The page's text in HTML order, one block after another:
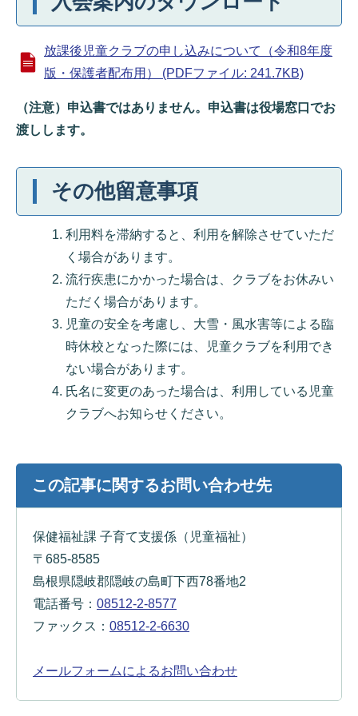
放課後児童クラブの申し込みについて（令和8年度
版・保護者配布用） (PDFファイル: 241.7KB)
（注意）申込書ではありません。申込書は役場窓口でお
渡しします。
その他留意事項
利用料を滞納すると、利用を解除させていただ
く場合があります。
流行疾患にかかった場合は、クラブをお休みい
ただく場合があります。
児童の安全を考慮し、大雪・風水害等による臨
時休校となった際には、児童クラブを利用でき
ない場合があります。
氏名に変更のあった場合は、利用している児童
クラブへお知らせください。
この記事に関するお問い合わせ先
保健福祉課 子育て支援係（児童福祉）
〒685-8585
島根県隠岐郡隠岐の島町下西78番地2
電話番号： 08512-2-8577
ファックス： 08512-2-6630
メールフォームによるお問い合わせ